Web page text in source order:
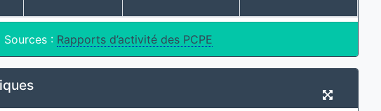
Sources : Rapports d’activité des PCPE